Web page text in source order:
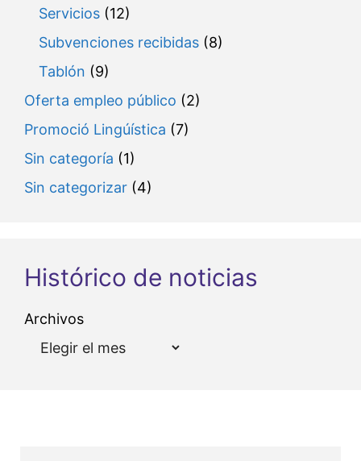
Servicios (12)
Subvenciones recibidas (8)
Tablón (9)
Oferta empleo público (2)
Promoció Lingúística (7)
Sin categoría (1)
Sin categorizar (4)
Histórico de noticias
Archivos